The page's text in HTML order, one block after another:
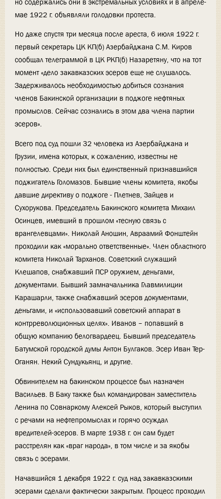
мае 1922 г. объявляли голодовки протеста.
Но даже спустя три месяца после ареста, 6 июля 1922 г.
первый секретарь ЦК КП(б) Азербайджана С.М. Киров
сообщал телеграммой в ЦК РКП(б) Назаретяну, что на тот
момент «дело закавказских эсеров еще не слушалось.
Задерживалось необходимостью добиться сознания
членов Бакинской организации в поджоге нефтяных
промыслов. Сейчас сознались в этом два члена партии
эсеров».
Всего под суд пошли 32 человека из Азербайджана и
Грузии, имена которых, к сожалению, известны не
полностью. Среди них был единственный признавшийся
поджигатель Голомазов. Бывшие члены комитета, якобы
давшие директиву о поджоге - Плетнев, Зайцев и
Сухорукова. Председатель Бакинского комитета Михаил
Осинцев, имевший в прошлом «тесную связь с
врангелевцами». Николай Аношин, Авраамий Фонштейн
проходили как «морально ответственные». Член областного
комитета Николай Тарханов. Советский служащий
Клешапов, снабжавший ПСР оружием, деньгами,
документами. Бывший замначальника Главмилиции
Карашарли, также снабжавший эсеров документами,
деньгами, и «использовавший советский аппарат в
контрреволюционных целях». Иванов – попавший в
общую компанию белогвардеец. Бывший председатель
Батумской городской думы Антон Булгаков. Эсер Иван Тер-
Оганян. Некий Сундукьянц, и другие.
Обвинителем на бакинском процессе был назначен
Васильев. В Баку также был командирован заместитель
Ленина по Совнаркому Алексей Рыков, который выступил
с речами на нефтепромыслах и горячо осуждал
вредителей-эсеров. В марте 1938 г. он сам будет
расстрелян как «враг народа», в том числе и за якобы
связь с эсерами.
Начавшийся 1 декабря 1922 г. суд над закавказскими
эсерами сделали фактически закрытым. Процесс проходил